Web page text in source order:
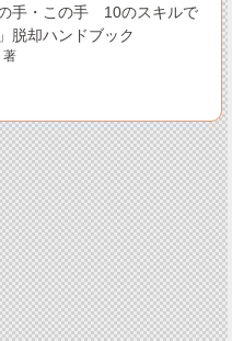
手・この手 10のスキルで
脱却ハンドブック
著